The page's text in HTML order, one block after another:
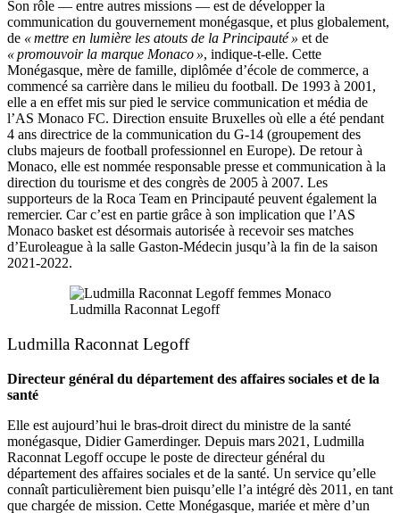
Son rôle — entre autres missions — est de développer la
communication du gouvernement monégasque, et plus globalement,
de « mettre en lumière les atouts de la Principauté » et de
« promouvoir la marque Monaco », indique-t-elle. Cette
Monégasque, mère de famille, diplômée d’école de commerce, a
commencé sa carrière dans le milieu du football. De 1993 à 2001,
elle a en effet mis sur pied le service communication et média de
l’AS Monaco FC. Direction ensuite Bruxelles où elle a été pendant
4 ans directrice de la communication du G-14 (groupement des
clubs majeurs de football professionnel en Europe). De retour à
Monaco, elle est nommée responsable presse et communication à la
direction du tourisme et des congrès de 2005 à 2007. Les
supporteurs de la Roca Team en Principauté peuvent également la
remercier. Car c’est en partie grâce à son implication que l’AS
Monaco basket est désormais autorisée à recevoir ses matches
d’Euroleague à la salle Gaston-Médecin jusqu’à la fin de la saison
2021-2022.
Ludmilla Raconnat Legoff
Ludmilla Raconnat Legoff
Directeur général du département des affaires sociales et de la
santé
Elle est aujourd’hui le bras-droit direct du ministre de la santé
monégasque, Didier Gamerdinger. Depuis mars 2021, Ludmilla
Raconnat Legoff occupe le poste de directeur général du
département des affaires sociales et de la santé. Un service qu’elle
connaît particulièrement bien puisqu’elle l’a intégré dès 2011, en tant
que chargée de mission. Cette Monégasque, mariée et mère d’un